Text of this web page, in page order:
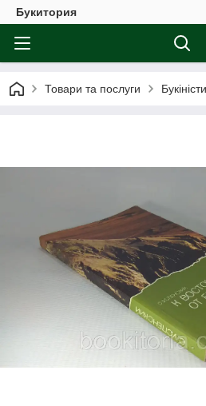
Букитория
Товари та послуги